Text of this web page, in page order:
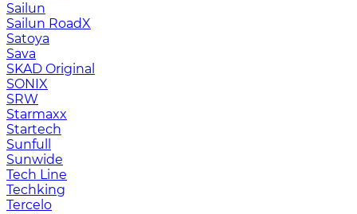
Sailun
Sailun RoadX
Satoya
Sava
SKAD Original
SONIX
SRW
Starmaxx
Startech
Sunfull
Sunwide
Tech Line
Techking
Tercelo